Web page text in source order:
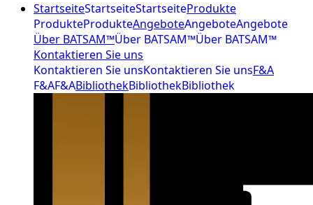
StartseiteStartseiteStartseiteProdukte
ProdukteProdukteAngeboteAngeboteAngebote
Über BATSAM™Über BATSAM™Über BATSAM™
Kontaktieren Sie uns
Kontaktieren Sie unsKontaktieren Sie unsF&A
F&AF&ABibliothekBibliothekBibliothek